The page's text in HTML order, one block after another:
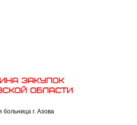
больница г. Азова